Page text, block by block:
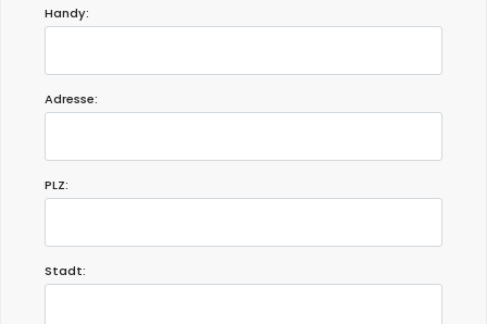
Handy:
Adresse:
PLZ:
Stadt: